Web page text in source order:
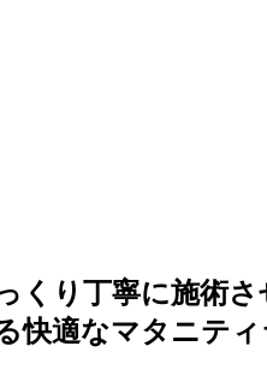
くり丁寧に施術さ
快適なマタニテ